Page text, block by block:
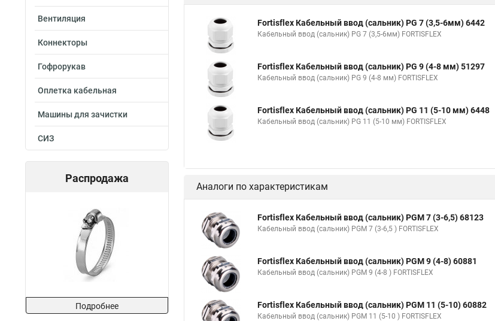
Вентиляция
Коннекторы
Гофрорукав
Оплетка кабельная
Машины для зачистки
СИЗ
Распродажа
Подробнее
Fortisflex Кабельный ввод (сальник) PG 7 (3,5-6мм) 6442
Кабельный ввод (сальник) PG 7 (3,5-6мм) FORTISFLEX
Fortisflex Кабельный ввод (сальник) PG 9 (4-8 мм) 51297
Кабельный ввод (сальник) PG 9 (4-8 мм) FORTISFLEX
Fortisflex Кабельный ввод (сальник) PG 11 (5-10 мм) 6448
Кабельный ввод (сальник) PG 11 (5-10 мм) FORTISFLEX
Аналоги по характеристикам
Fortisflex Кабельный ввод (сальник) PGM 7 (3-6,5) 68123
Кабельный ввод (сальник) PGM 7 (3-6,5 ) FORTISFLEX
Fortisflex Кабельный ввод (сальник) PGM 9 (4-8) 60881
Кабельный ввод (сальник) PGM 9 (4-8 ) FORTISFLEX
Fortisflex Кабельный ввод (сальник) PGM 11 (5-10) 60882
Кабельный ввод (сальник) PGM 11 (5-10 ) FORTISFLEX